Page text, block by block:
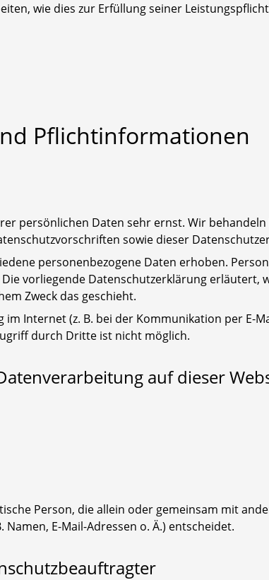
wie dies zur Erfüllung seiner
Pflichtinformationen
persönlichen Daten sehr ernst. Wir
sowie dieser
personenbezogene Daten erhoben.
vorliegende Datenschutzerklärung erläutert,
Zweck das geschieht.
Internet (z. B. bei der Kommunikation per E-
durch Dritte ist nicht möglich.
auf dieser
Person, die allein oder gemeinsam mit
E-Mail-Adressen o. Ä.) entscheidet.